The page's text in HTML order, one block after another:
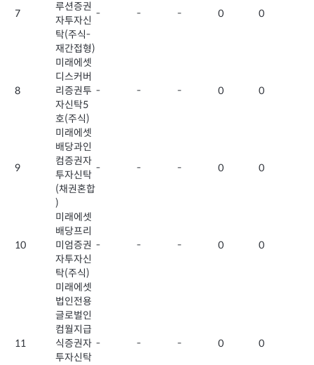
7
루션증권
자투자신
탁(주식-
재간접형)
- - - 0 0
8
미래에셋
디스커버
리증권투
자신탁5
호(주식)
- - - 0 0
9
미래에셋
배당과인
컴증권자
투자신탁
(채권혼합
)
- - - 0 0
10
미래에셋
배당프리
미엄증권
자투자신
탁(주식)
- - - 0 0
11
미래에셋
법인전용
글로벌인
컴월지급
식증권자
투자신탁
- - - 0 0